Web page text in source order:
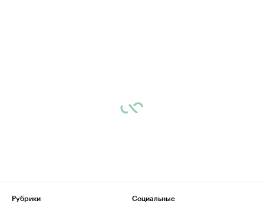
Рубрики
Социальные